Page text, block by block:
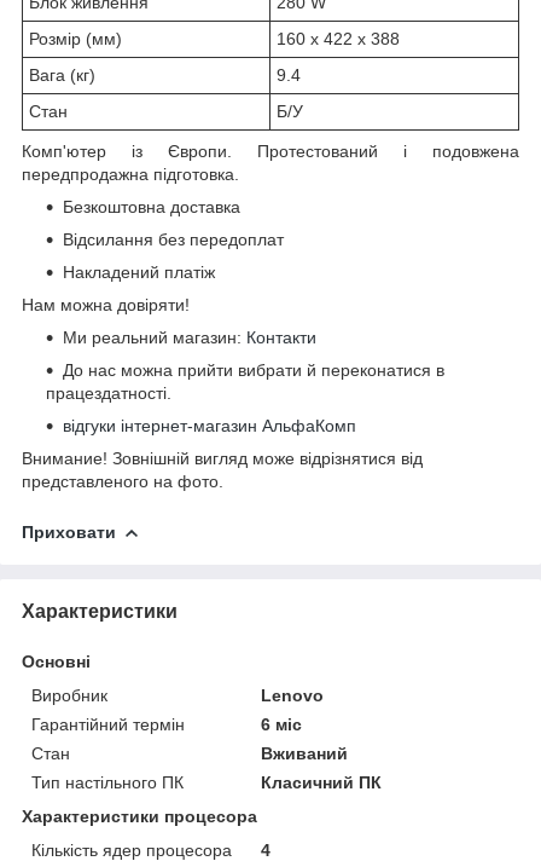
Розмір (мм)
160 x 422 x 388
Вага (кг)
9.4
Стан
Б/У
Комп'ютер із Європи. Протестований і подовжена
передпродажна підготовка.
Безкоштовна доставка
Відсилання без передоплат
Накладений платіж
Нам можна довіряти!
Ми реальний магазин: Контакти
До нас можна прийти вибрати й переконатися в
працездатності.
відгуки інтернет-магазин АльфаКомп
Внимание! Зовнішній вигляд може відрізнятися від
представленого на фото.
Приховати
Характеристики
Основні
Виробник
Lenovo
Гарантійний термін
6 міс
Стан
Вживаний
Тип настільного ПК
Класичний ПК
Характеристики процесора
Кількість ядер процесора
4